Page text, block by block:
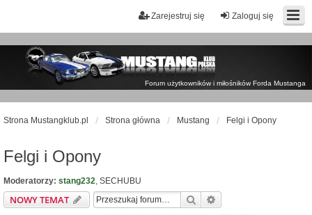
Zaloguj się
Zarejestruj się
Forum użytkowników i miłośników Forda Mustanga
Strona Mustangklub.pl Strona główna Mustang Felgi i Opony
Felgi i Opony
Moderatorzy: stang232, SECHUBU
NOWY TEMAT Szukaj